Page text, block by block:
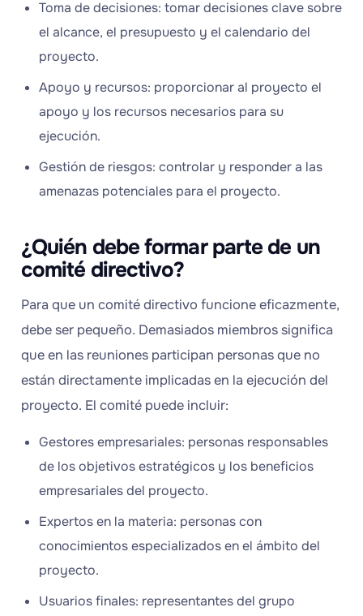
Toma de decisiones: tomar decisiones clave sobre
el alcance, el presupuesto y el calendario del
proyecto.
Apoyo y recursos: proporcionar al proyecto el
apoyo y los recursos necesarios para su
ejecución.
Gestión de riesgos: controlar y responder a las
amenazas potenciales para el proyecto.
¿Quién debe formar parte de un
comité directivo?
Para que un comité directivo funcione eficazmente,
debe ser pequeño. Demasiados miembros significa
que en las reuniones participan personas que no
están directamente implicadas en la ejecución del
proyecto. El comité puede incluir:
Gestores empresariales: personas responsables
de los objetivos estratégicos y los beneficios
empresariales del proyecto.
Expertos en la materia: personas con
conocimientos especializados en el ámbito del
proyecto.
Usuarios finales: representantes del grupo